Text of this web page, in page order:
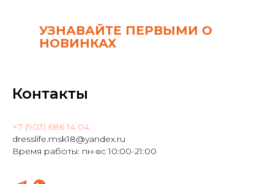
УЗНАВАЙТЕ ПЕРВЫМИ О
НОВИНКАХ
Контакты
+7 (903) 686 14 04
dresslife.msk18@yandex.ru
Время работы: пн-вс 10:00-21:00